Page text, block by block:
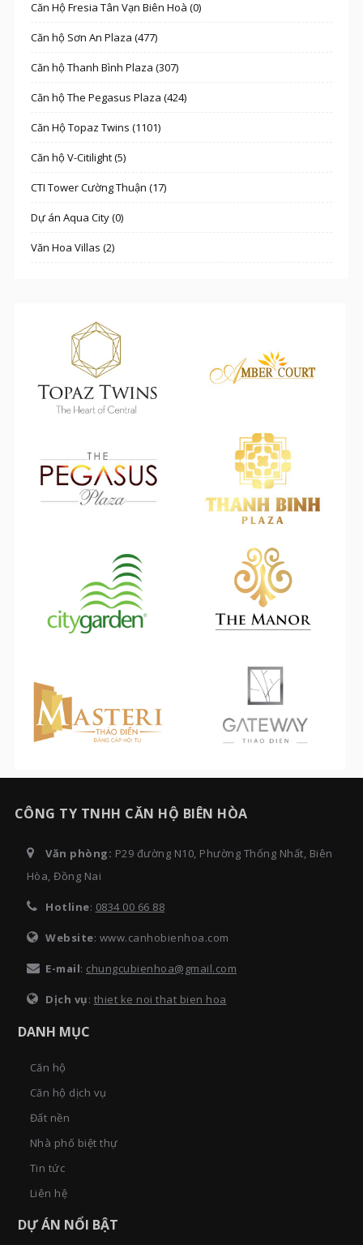
Căn Hộ Fresia Tân Vạn Biên Hoà (0)
Căn hộ Sơn An Plaza (477)
Căn hộ Thanh Bình Plaza (307)
Căn hộ The Pegasus Plaza (424)
Căn Hộ Topaz Twins (1101)
Căn hộ V-Citilight (5)
CTI Tower Cường Thuận (17)
Dự án Aqua City (0)
Văn Hoa Villas (2)
CÔNG TY TNHH CĂN HỘ BIÊN HÒA
Văn phòng: P29 đường N10, Phường Thống Nhất, Biên
Hòa, Đồng Nai
Hotline: 0834 00 66 88
Website: www.canhobienhoa.com
E-mail: chungcubienhoa@gmail.com
Dịch vụ: thiet ke noi that bien hoa
DANH MỤC
Căn hộ
Căn hộ dịch vụ
Đất nền
Nhà phố biệt thự
Tin tức
Liên hệ
DỰ ÁN NỔI BẬT